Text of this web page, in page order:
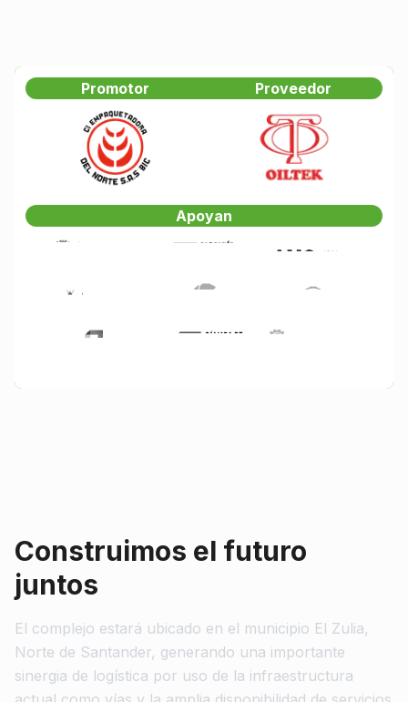
Promotor Proveedor
Apoyan
Construimos el futuro
juntos
El complejo estará ubicado en el municipio El Zulia,
Norte de Santander, generando una importante
sinergia de logística por uso de la infraestructura